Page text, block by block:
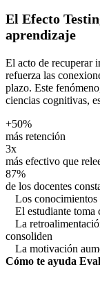
El Efecto
aprendizaje
El acto de recuperar
refuerza las
plazo. Este
ciencias cognitivas,
+50%
más retención
3x
más efectivo que
87%
de los docentes
Los conocimientos
El estudiante toma
La
consoliden
La motivación
Cómo te ayuda